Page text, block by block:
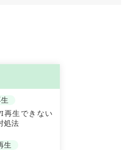
再生できない
処法
生